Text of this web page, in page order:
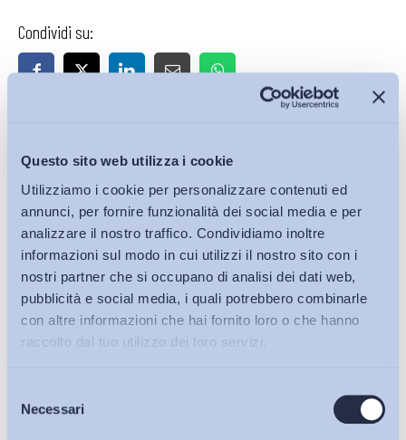
Questo sito web utilizza i cookie
Utilizziamo i cookie per personalizzare contenuti ed
annunci, per fornire funzionalità dei social media e per
analizzare il nostro traffico. Condividiamo inoltre
informazioni sul modo in cui utilizzi il nostro sito con i
nostri partner che si occupano di analisi dei dati web,
pubblicità e social media, i quali potrebbero combinarle
con altre informazioni che hai fornito loro o che hanno
raccolto dal tuo utilizzo dei loro servizi.
delNecessariBollettini ADAPT
Condividi su:
Iscriviti alla Newsletter